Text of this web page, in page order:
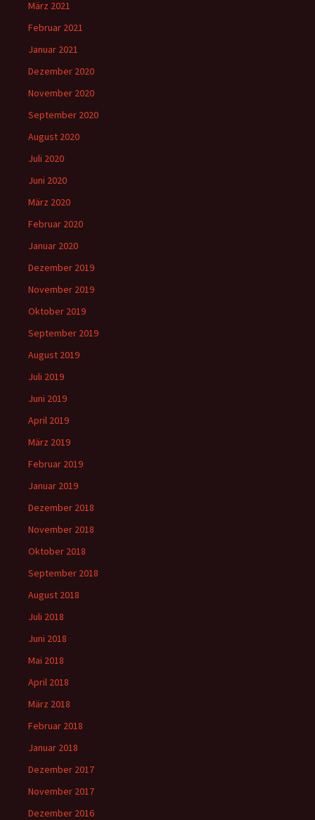
März 2021
Februar 2021
Januar 2021
Dezember 2020
November 2020
September 2020
August 2020
Juli 2020
Juni 2020
März 2020
Februar 2020
Januar 2020
Dezember 2019
November 2019
Oktober 2019
September 2019
August 2019
Juli 2019
Juni 2019
April 2019
März 2019
Februar 2019
Januar 2019
Dezember 2018
November 2018
Oktober 2018
September 2018
August 2018
Juli 2018
Juni 2018
Mai 2018
April 2018
März 2018
Februar 2018
Januar 2018
Dezember 2017
November 2017
Dezember 2016